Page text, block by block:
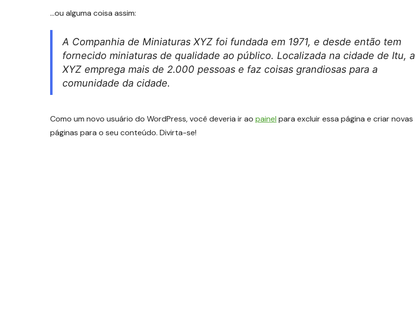
…ou alguma coisa assim:
A Companhia de Miniaturas XYZ foi fundada em 1971, e desde então tem
fornecido miniaturas de qualidade ao público. Localizada na cidade de Itu, a
XYZ emprega mais de 2.000 pessoas e faz coisas grandiosas para a
comunidade da cidade.
Como um novo usuário do WordPress, você deveria ir ao painel para excluir essa página e criar novas
páginas para o seu conteúdo. Divirta-se!